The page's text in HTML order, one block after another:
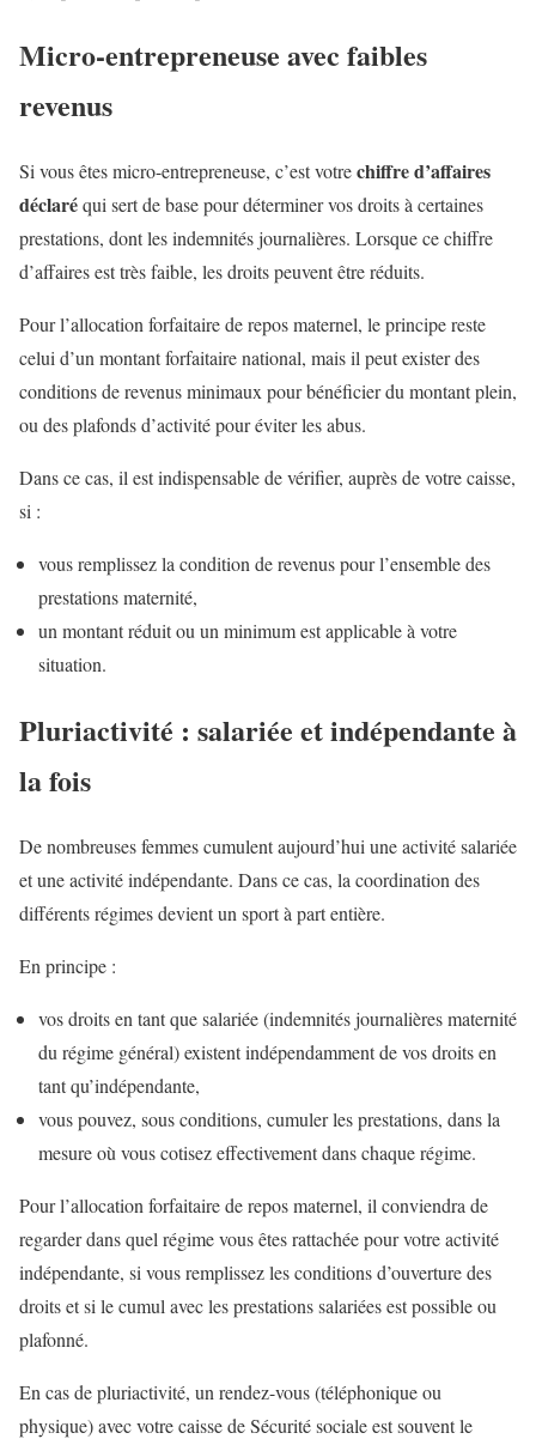
Micro-entrepreneuse avec faibles
revenus
Si vous êtes micro-entrepreneuse, c’est votrechiffre d’affaires
déclaréqui sert de base pour déterminer vos droits à certaines
prestations, dont les indemnités journalières. Lorsque ce chiffre
d’affaires est très faible, les droits peuvent être réduits.
Pour l’allocation forfaitaire de repos maternel, le principe reste
celui d’un montant forfaitaire national, mais il peut exister des
conditions de revenus minimaux pour bénéficier du montant plein,
ou des plafonds d’activité pour éviter les abus.
Dans ce cas, il est indispensable de vérifier, auprès de votre caisse,
si :
vous remplissez la condition de revenus pour l’ensemble des
prestations maternité,
un montant réduit ou un minimum est applicable à votre
situation.
Pluriactivité : salariée et indépendante à
la fois
De nombreuses femmes cumulent aujourd’hui une activité salariée
et une activité indépendante. Dans ce cas, la coordination des
différents régimes devient un sport à part entière.
En principe :
vos droits en tant que salariée (indemnités journalières maternité
du régime général) existent indépendamment de vos droits en
tant qu’indépendante,
vous pouvez, sous conditions, cumuler les prestations, dans la
mesure où vous cotisez effectivement dans chaque régime.
Pour l’allocation forfaitaire de repos maternel, il conviendra de
regarder dans quel régime vous êtes rattachée pour votre activité
indépendante, si vous remplissez les conditions d’ouverture des
droits et si le cumul avec les prestations salariées est possible ou
plafonné.
En cas de pluriactivité, un rendez-vous (téléphonique ou
physique) avec votre caisse de Sécurité sociale est souvent le